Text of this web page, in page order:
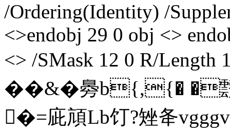
/Ordering(Identity) /
<>endobj 29 0 obj <>
<> /SMask 12 0 R/
��&�臱b{,{� �
�=庛頏Lb饤?矬夅